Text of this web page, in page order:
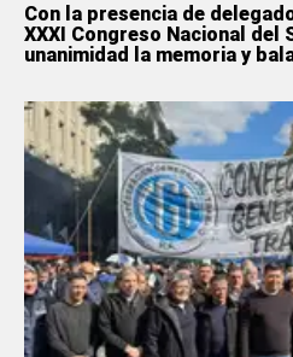
Con la presencia de
XXXI Congreso Nacional del
unanimidad la memoria y